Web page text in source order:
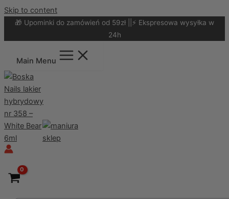
Skip to content
🎁 Upominki do zamówień od 59zł ||⚡ Ekspresowa wysyłka w
24h
Main Menu